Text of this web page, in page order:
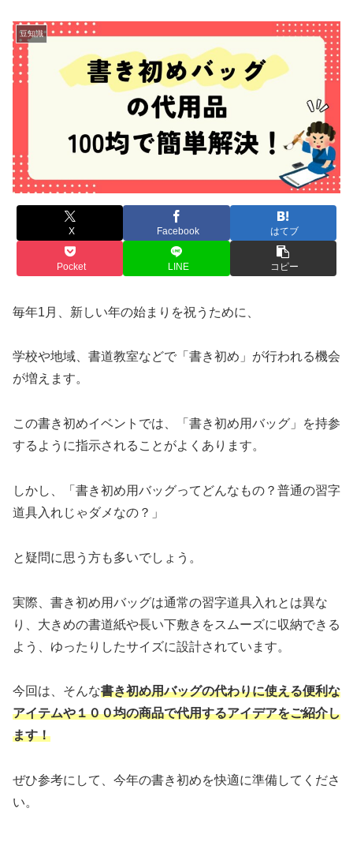
豆知識
X Facebook はてブ
Pocket LINE コピー
毎年1月、新しい年の始まりを祝うために、
学校や地域、書道教室などで「書き初め」が行われる機会
が増えます。
この書き初めイベントでは、「書き初め用バッグ」を持参
するように指示されることがよくあります。
しかし、「書き初め用バッグってどんなもの？普通の習字
道具入れじゃダメなの？」
と疑問に思う方も多いでしょう。
実際、書き初め用バッグは通常の習字道具入れとは異な
り、大きめの書道紙や長い下敷きをスムーズに収納できる
よう、ゆったりしたサイズに設計されています。
今回は、そんな書き初め用バッグの代わりに使える便利な
アイテムや１００均の商品で代用するアイデアをご紹介し
ます！
ぜひ参考にして、今年の書き初めを快適に準備してくださ
い。